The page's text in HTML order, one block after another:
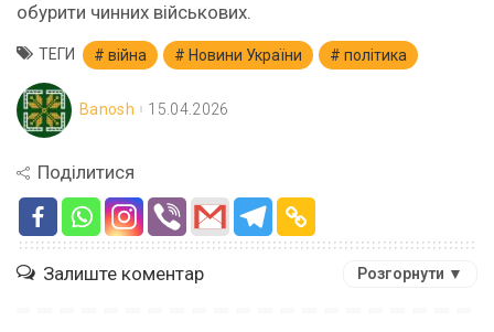
обурити чинних військових.
ТЕГИ війна Новини України політика
Banosh 15.04.2026
Поділитися
Залиште коментар Розгорнути ▼